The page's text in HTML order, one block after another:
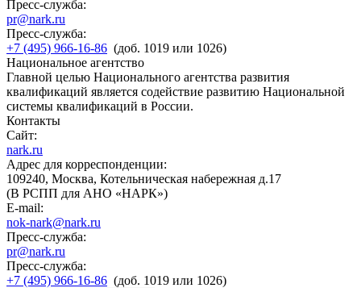
Пресс-служба:
pr@nark.ru
Пресс-служба:
+7 (495) 966-16-86 (доб. 1019 или 1026)
Национальное агентство
Главной целью Национального агентства развития
квалификаций является содействие развитию Национальной
системы квалификаций в России.
Контакты
Сайт:
nark.ru
Адрес для корреспонденции:
109240, Москва, Котельническая набережная д.17
(В РСПП для АНО «НАРК»)
E-mail:
nok-nark@nark.ru
Пресс-служба:
pr@nark.ru
Пресс-служба:
+7 (495) 966-16-86 (доб. 1019 или 1026)